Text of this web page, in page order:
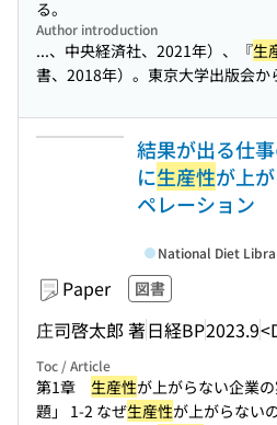
る。
Author introduction
...、中央経済社、2021年）、『生
書、2018年）。東京大学出版会か
結果が出る仕
に生産性が上
ペレーション
Paper 図書
庄司啓太郎 著日経BP2023.9
National Diet
Toc / Article
第1章 生産性が上がらない企業
題」 1-2 なぜ生産性が上がらない